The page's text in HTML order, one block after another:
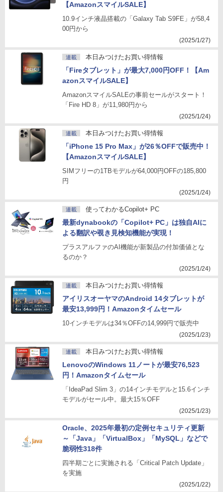
【AmazonスマイルSALE】
10.9インチ液晶搭載の「Galaxy Tab S9FE」が58,4
00円から
(2025/1/27)
連載 本日みつけたお買い得情報
「Fireタブレット」が最大7,000円OFF！【Am
azonスマイルSALE】
AmazonスマイルSALEの事前セールがスタート！
「Fire HD 8」が11,980円から
(2025/1/24)
連載 本日みつけたお買い得情報
「iPhone 15 Pro Max」が26％OFFで販売中！
【AmazonスマイルSALE】
SIMフリーの1TBモデルが64,000円OFFの185,800
円
(2025/1/24)
連載 使ってわかるCopilot+ PC
最新dynabookの「Copilot+ PC」は独自AIに
よる翻訳や覗き見検知機能が実現！
プラスアルファのAI機能が新製品の付加価値とな
るのか？
(2025/1/24)
連載 本日みつけたお買い得情報
アイリスオーヤマのAndroid 14タブレットが
最安13,999円！Amazonタイムセール
10インチモデルは34％OFFの14,999円で販売中
(2025/1/23)
連載 本日みつけたお買い得情報
LenovoのWindows 11ノートが最安76,523
円！Amazonタイムセール
「IdeaPad Slim 3」の14インチモデルと15.6インチ
モデルがセール中。最大15％OFF
(2025/1/23)
Oracle、2025年最初の定例セキュリティ更新
～「Java」「VirtualBox」「MySQL」などで
脆弱性318件
四半期ごとに実施される「Critical Patch Update」
を実施
(2025/1/22)